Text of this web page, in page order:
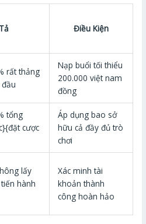
Điều Kiện
rất thảng
Nạp buổi tối thiểu
200.000 việt nam
đồng
tổng
cược
Áp dụng bao sở
hữu cả đầy đủ trò
chơi
lấy
hành
Xác minh tài
khoản thành
công hoàn hảo